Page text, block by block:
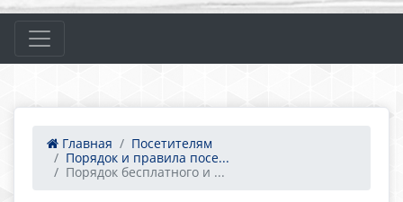
Главная
Посетителям
Порядок и правила посе...
Порядок бесплатного и ...